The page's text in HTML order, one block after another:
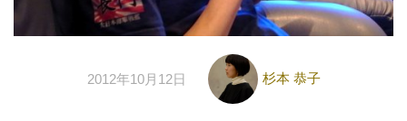
2012年10月12日 杉本 恭子